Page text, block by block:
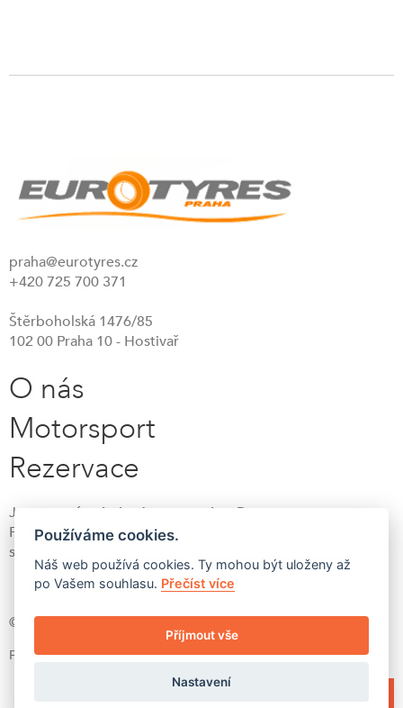
praha@eurotyres.cz
+420 725 700 371
Štěrboholská 1476/85
102 00 Praha 10 - Hostivař
O nás
Motorsport
Rezervace
Jsme první
prémiový pneuservis v Praze.
Přidejte se k našim tisícům spokojených
soukromých i firemních zákazníků!
© 2026 EUROTYRES s.r.o.
Powered & Created with love 🧡 in Prague -Listify
Používáme cookies.
Náš web používá cookies. Ty mohou být uloženy až
po Vašem souhlasu. Přečíst více
Příjmout vše
Nastavení